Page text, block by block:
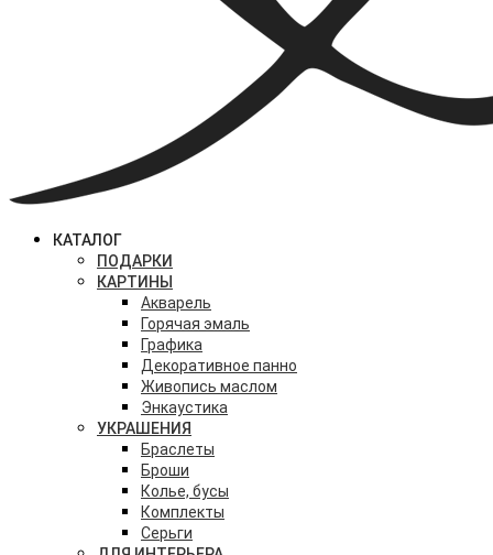
КАТАЛОГ
ПОДАРКИ
КАРТИНЫ
Акварель
Горячая эмаль
Графика
Декоративное панно
Живопись маслом
Энкаустика
УКРАШЕНИЯ
Браслеты
Броши
Колье, бусы
Комплекты
Серьги